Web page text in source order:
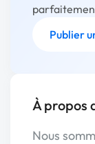
Publier
À propos
Nous